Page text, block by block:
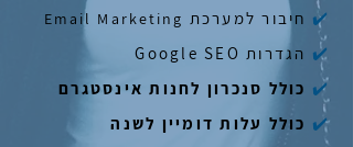
✔️ חיבור למערכת
✔️ הגדרות Google SEO
✔️ כולל סנכרון לחנות אינסטגרם
✔️ כולל עלות דומיין לשנה